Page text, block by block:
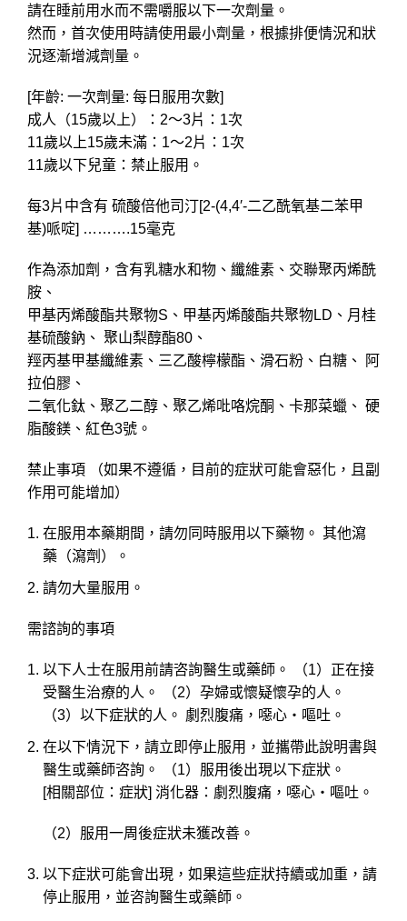
請在睡前用水而不需嚼服以下一次劑量。
然而，首次使用時請使用最小劑量，根據排便情況和狀
況逐漸增減劑量。
[年齡: 一次劑量: 每日服用次數]
成人（15歲以上）：2～3片：1次
11歲以上15歲未滿：1～2片：1次
11歲以下兒童：禁止服用。
每3片中含有 硫酸倍他司汀[2-(4,4′-二乙酰氧基二苯甲
基)哌啶] ……….15毫克
作為添加劑，含有乳糖水和物、纖維素、交聯聚丙烯酰
胺、
甲基丙烯酸酯共聚物S、甲基丙烯酸酯共聚物LD、月桂
基硫酸鈉、 聚山梨醇酯80、
羥丙基甲基纖維素、三乙酸檸檬酯、滑石粉、白糖、 阿
拉伯膠、
二氧化鈦、聚乙二醇、聚乙烯吡咯烷酮、卡那菜蠟、 硬
脂酸鎂、紅色3號。
禁止事項 （如果不遵循，目前的症狀可能會惡化，且副
作用可能增加）
在服用本藥期間，請勿同時服用以下藥物。 其他瀉
藥（瀉劑）。
請勿大量服用。
需諮詢的事項
以下人士在服用前請咨詢醫生或藥師。 （1）正在接
受醫生治療的人。 （2）孕婦或懷疑懷孕的人。
（3）以下症狀的人。 劇烈腹痛，噁心・嘔吐。
在以下情況下，請立即停止服用，並攜帶此說明書與
醫生或藥師咨詢。 （1）服用後出現以下症狀。
[相關部位：症狀] 消化器：劇烈腹痛，噁心・嘔吐。
（2）服用一周後症狀未獲改善。
以下症狀可能會出現，如果這些症狀持續或加重，請
停止服用，並咨詢醫生或藥師。